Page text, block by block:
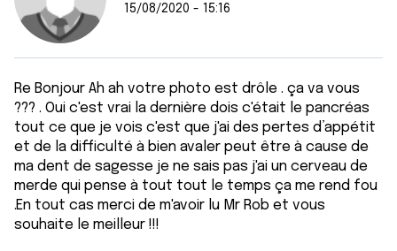
15/08/2020 - 15:16
Re Bonjour Ah ah votre photo est drôle . ça va vous
??? . Oui c'est vrai la dernière dois c'était le pancréas
tout ce que je vois c'est que j'ai des pertes d’appétit
et de la difficulté à bien avaler peut être à cause de
ma dent de sagesse je ne sais pas j'ai un cerveau de
merde qui pense à tout tout le temps ça me rend fou
.En tout cas merci de m'avoir lu Mr Rob et vous
souhaite le meilleur !!!